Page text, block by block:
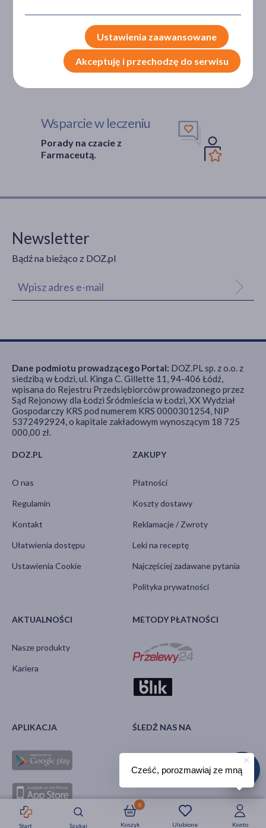
Start Szukaj Ulubione
Koszyk
0
Konto
Bezpieczeństwo
Weryfikacja interakcji leków.
Wsparcie w leczeniu
Porady na czacie z
Farmaceutą.
Newsletter
Bądź na bieżąco z DOZ.pl
DOZ.PL
O nas
Regulamin
Kontakt
Ułatwienia dostępu
Ustawienia Cookie
ZAKUPY
Płatności
Koszty dostawy
Reklamacje / Zwroty
Leki na receptę
Najczęściej zadawane pytania
Polityka prywatności
AKTUALNOŚCI
Nasze produkty
Kariera
METODY PŁATNOŚCI
APLIKACJA ŚLEDŹ NAS NA
Dane podmiotu prowadzącego Portal: DOZ.PL sp. z o.o. z
siedzibą w Łodzi, ul. Kinga C. Gillette 11, 94-406 Łódź,
wpisana do Rejestru Przedsiębiorców prowadzonego przez
Sąd Rejonowy dla Łodzi Śródmieścia w Łodzi, XX Wydział
Gospodarczy KRS pod numerem KRS 0000301254, NIP
5372492924, o kapitale zakładowym wynoszącym 18 725
000,00 zł.
Ustawienia zaawansowane
Akceptuję i przechodzę do serwisu
Cześć, porozmawiaj ze mną